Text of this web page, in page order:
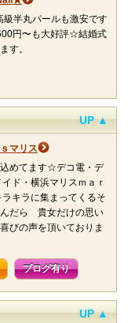
半丸パールも激安です
円〜も大好評☆結婚式
す。
UP ▲
マリス
めてます☆デコ電・デ
ド・横浜マリスｍａｒ
キラに集まってくるそ
だら 貴女だけの思い
びの声を頂いておりま
ブログ有り
UP ▲